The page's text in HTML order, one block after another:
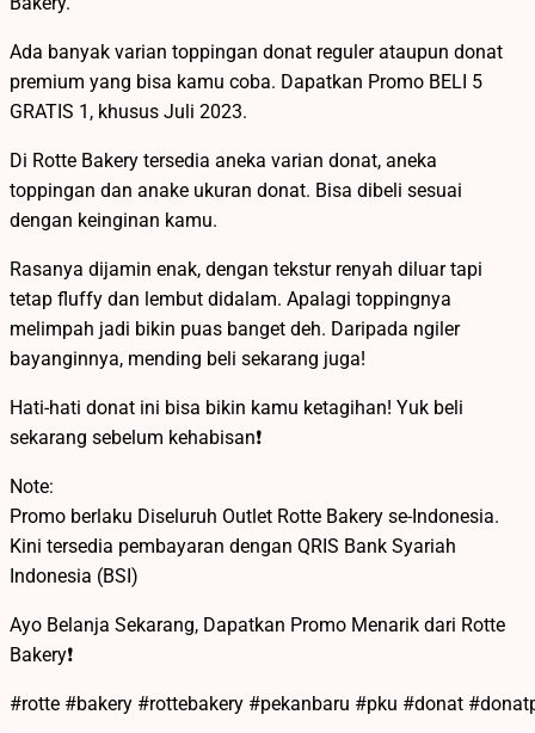
Ada banyak varian toppingan donat reguler ataupun donat
premium yang bisa kamu coba. Dapatkan Promo BELI 5
GRATIS 1, khusus Juli 2023.
Di Rotte Bakery tersedia aneka varian donat, aneka
toppingan dan anake ukuran donat. Bisa dibeli sesuai
dengan keinginan kamu.
Rasanya dijamin enak, dengan tekstur renyah diluar tapi
tetap fluffy dan lembut didalam. Apalagi toppingnya
melimpah jadi bikin puas banget deh. Daripada ngiler
bayanginnya, mending beli sekarang juga!
Hati-hati donat ini bisa bikin kamu ketagihan! Yuk beli
sekarang sebelum kehabisan❗
Note:
Promo berlaku Diseluruh Outlet Rotte Bakery se-Indonesia.
Kini tersedia pembayaran dengan QRIS Bank Syariah
Indonesia (BSI)
Ayo Belanja Sekarang, Dapatkan Promo Menarik dari Rotte
Bakery❗️
#rotte #bakery #rottebakery #pekanbaru #pku #donat